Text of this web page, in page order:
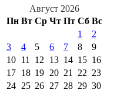
Август 2026
Пн Вт Ср Чт Пт Сб Вс
1
2
3
4 5 6 7 8
9
10 11 12 13 14 15 16
17 18 19 20 21 22 23
24 25 26 27 28 29 30